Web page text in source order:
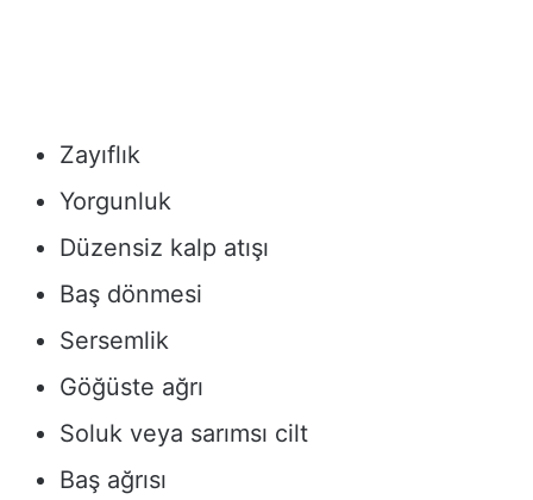
Zayıflık
Yorgunluk
Düzensiz kalp atışı
Baş dönmesi
Sersemlik
Göğüste ağrı
Soluk veya sarımsı cilt
Baş ağrısı